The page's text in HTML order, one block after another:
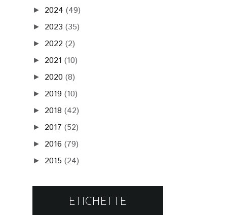
► 2024 (49)
► 2023 (35)
► 2022 (2)
► 2021 (10)
► 2020 (8)
► 2019 (10)
► 2018 (42)
► 2017 (52)
► 2016 (79)
► 2015 (24)
ETICHETTE